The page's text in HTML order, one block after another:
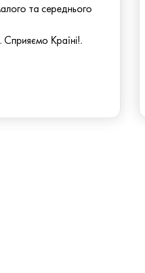
та середнього
Сприяємо Країні!.